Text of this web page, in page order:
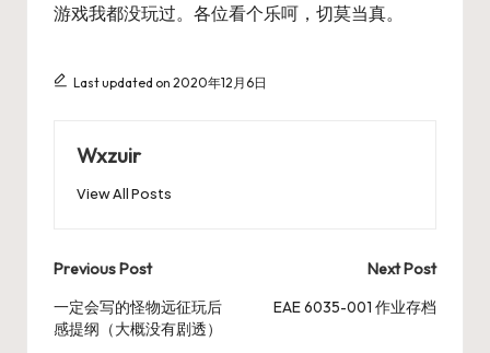
游戏我都没玩过。各位看个乐呵，切莫当真。
Last updated on 2020年12月6日
Wxzuir
View All Posts
Post
navigation
Previous Post
一定会写的怪物远征玩后
感提纲（大概没有剧透）
Next Post
EAE 6035-001 作业存档